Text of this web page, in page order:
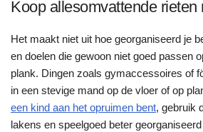
Koop allesomvattende rieten
Het maakt niet uit hoe georganiseerd je
en doelen die gewoon niet goed passen
plank. Dingen zoals gymaccessoires of
in een stevige mand op de vloer of op
een kind aan het opruimen bent, gebruik
lakens en speelgoed beter